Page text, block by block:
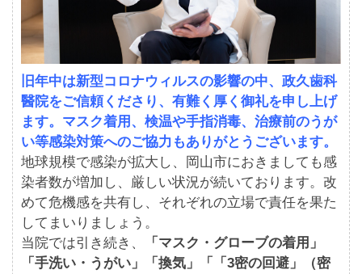
旧年中は新型コロナウィルスの影響の中、政久歯科
醫院をご信頼くださり、有難く厚く御礼を申し上げ
ます。マスク着用、検温や手指消毒、治療前のうが
い等感染対策へのご協力もありがとうございます。
地球規模で感染が拡大し、岡山市におきましても感
染者数が増加し、厳しい状況が続いております。改
めて危機感を共有し、それぞれの立場で責任を果た
してまいりましょう。
当院では引き続き、
「マスク・グローブの着用」
「手洗い・うがい」「換気」「「3密の回避」（密